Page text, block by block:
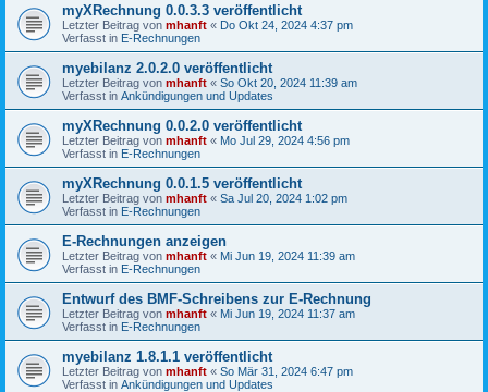
myXRechnung 0.0.3.3 veröffentlicht
Letzter Beitrag von mhanft « Do Okt 24, 2024 4:37 pm
Verfasst in E-Rechnungen
myebilanz 2.0.2.0 veröffentlicht
Letzter Beitrag von mhanft « So Okt 20, 2024 11:39 am
Verfasst in Ankündigungen und Updates
myXRechnung 0.0.2.0 veröffentlicht
Letzter Beitrag von mhanft « Mo Jul 29, 2024 4:56 pm
Verfasst in E-Rechnungen
myXRechnung 0.0.1.5 veröffentlicht
Letzter Beitrag von mhanft « Sa Jul 20, 2024 1:02 pm
Verfasst in E-Rechnungen
E-Rechnungen anzeigen
Letzter Beitrag von mhanft « Mi Jun 19, 2024 11:39 am
Verfasst in E-Rechnungen
Entwurf des BMF-Schreibens zur E-Rechnung
Letzter Beitrag von mhanft « Mi Jun 19, 2024 11:37 am
Verfasst in E-Rechnungen
myebilanz 1.8.1.1 veröffentlicht
Letzter Beitrag von mhanft « So Mär 31, 2024 6:47 pm
Verfasst in Ankündigungen und Updates